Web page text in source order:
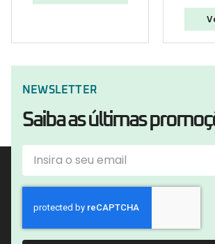
NEWSLETTER
Saiba as últimas